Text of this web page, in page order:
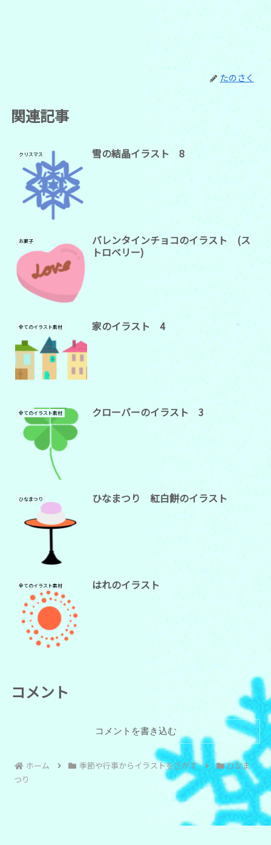
たのさく
関連記事
クリスマス 雪の結晶イラスト 8
お菓子
バレンタインチョコのイラスト (ス
トロベリー)
全てのイラスト素材 家のイラスト 4
全てのイラスト素材 クローバーのイラスト 3
ひなまつり ひなまつり 紅白餅のイラスト
全てのイラスト素材 はれのイラスト
コメント
コメントを書き込む
ホーム 季節や行事からイラストをさがす
ひなま
つり